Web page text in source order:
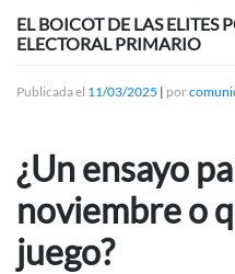
EL BOICOT DE LAS ELITES
ELECTORAL PRIMARIO
Publicada el 11/03/2025 | por
¿Un ensayo
noviembre o
juego?